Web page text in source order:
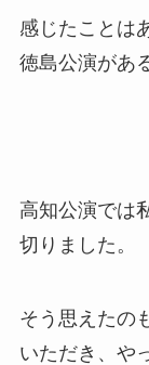
感じたことは
徳島公演があ
高知公演では
切りました。
そう思えたの
いただき、や